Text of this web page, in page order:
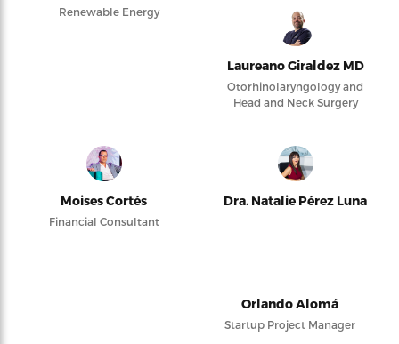
Renewable Energy
Laureano Giraldez MD
Otorhinolaryngology and
Head and Neck Surgery
Moises Cortés
Financial Consultant
Dra. Natalie Pérez Luna
Orlando Alomá
Startup Project Manager